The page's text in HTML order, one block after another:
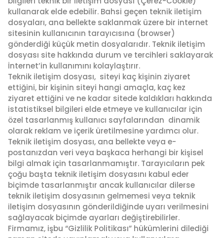
kullanarak elde edebilir. Bahsi geçen teknik iletişim
dosyaları, ana bellekte saklanmak üzere bir internet
sitesinin kullanıcının tarayıcısına (browser)
gönderdiği küçük metin dosyalarıdır. Teknik iletişim
dosyası site hakkında durum ve tercihleri saklayarak
İnternet’in kullanımını kolaylaştırır.
Teknik iletişim dosyası, siteyi kaç kişinin ziyaret
ettiğini, bir kişinin siteyi hangi amaçla, kaç kez
ziyaret ettiğini ve ne kadar sitede kaldıkları hakkında
istatistiksel bilgileri elde etmeye ve kullanıcılar için
özel tasarlanmış kullanıcı sayfalarından dinamik
olarak reklam ve içerik üretilmesine yardımcı olur.
Teknik iletişim dosyası, ana bellekte veya e-
postanızdan veri veya başkaca herhangi bir kişisel
bilgi almak için tasarlanmamıştır. Tarayıcıların pek
çoğu başta teknik iletişim dosyasını kabul eder
biçimde tasarlanmıştır ancak kullanıcılar dilerse
teknik iletişim dosyasının gelmemesi veya teknik
iletişim dosyasının gönderildiğinde uyarı verilmesini
sağlayacak biçimde ayarları değiştirebilirler.
Firmamız, işbu “Gizlilik Politikası” hükümlerini dilediği